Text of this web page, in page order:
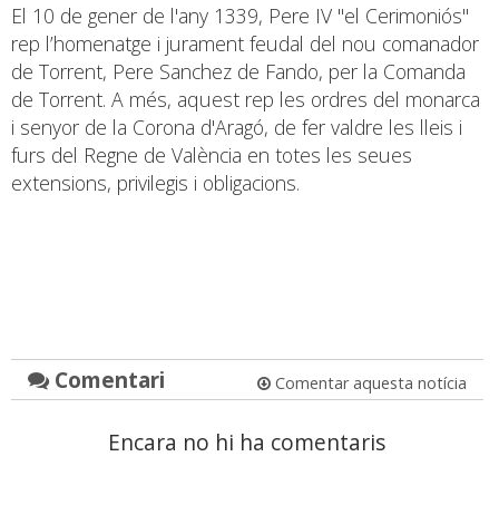
El 10 de gener de l'any 1339, Pere IV "el Cerimoniós"
rep l’homenatge i jurament feudal del nou comanador
de Torrent, Pere Sanchez de Fando, per la Comanda
de Torrent. A més, aquest rep les ordres del monarca
i senyor de la Corona d'Aragó, de fer valdre les lleis i
furs del Regne de València en totes les seues
extensions, privilegis i obligacions.
Comentari Comentar aquesta notícia
Encara no hi ha comentaris